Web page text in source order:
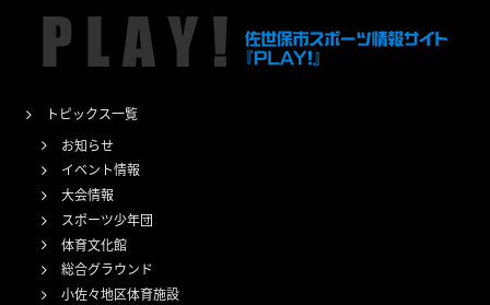
トピックス一覧
お知らせ
イベント情報
大会情報
スポーツ少年団
体育文化館
総合グラウンド
小佐々地区体育施設